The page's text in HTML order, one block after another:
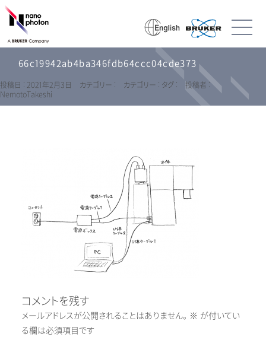
66c19942ab4ba346fdb64ccc04cde373
投稿日 : 2021年2月3日 カテゴリー : カテゴリー : タグ :
投稿者 :
NemotoTakeshi
コメントを残す
メールアドレスが公開されることはありません。 ※ が付いてい
る欄は必須項目です